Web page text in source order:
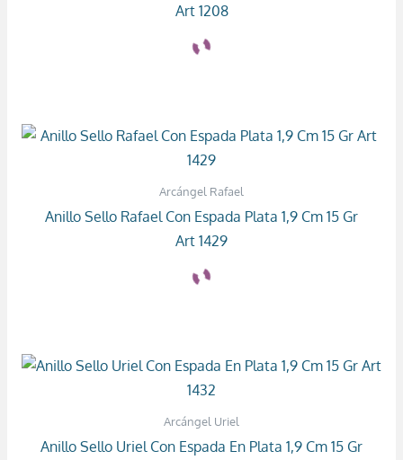
Art 1208
Arcángel Rafael
Anillo Sello Rafael Con Espada Plata 1,9 Cm 15 Gr
Art 1429
Arcángel Uriel
Anillo Sello Uriel Con Espada En Plata 1,9 Cm 15 Gr